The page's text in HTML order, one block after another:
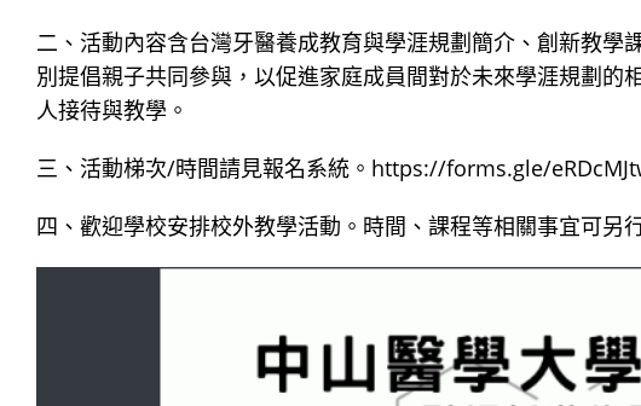
二、活動內容含台灣牙醫養成教育與學涯規劃簡介、創新教
別提倡親子共同參與，以促進家庭成員間對於未來學涯規劃
人接待與教學。
三、活動梯次/時間請見報名系統。https://forms.gle/
四、歡迎學校安排校外教學活動。時間、課程等相關事宜可另